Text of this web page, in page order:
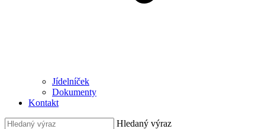
Jídelníček
Dokumenty
Kontakt
Hledaný výraz